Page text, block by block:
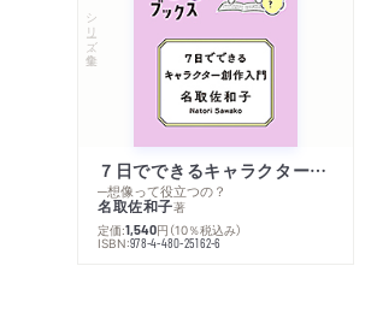
シリーズ・全集
７日でできるキャラクター創作入門
─想像って役立つの？
名取佐和子著
定価:1,540円 （10％税込み）
ISBN:978-4-480-25162-6